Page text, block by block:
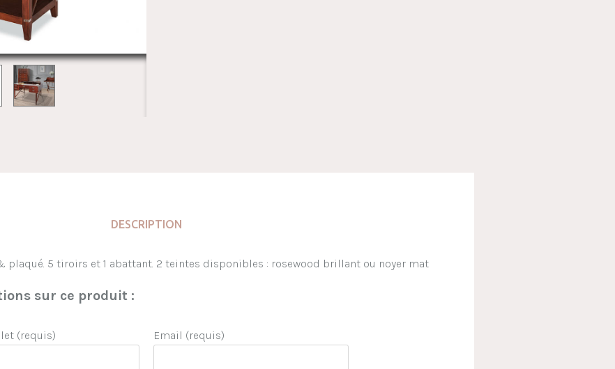
DESCRIPTION
plaqué. 5 tiroirs et 1 abattant. 2 teintes disponibles : rosewood brillant ou noyer mat
sur ce produit :
(requis) Email (requis)